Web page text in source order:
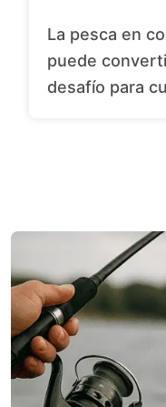
La pesca en condiciones de viento
puede
desafío para